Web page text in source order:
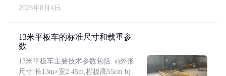
2026年8月4日
13米平板车的标准尺寸和载重参
数
13米平板车主要技术参数包括: a)外形
尺寸:长13m×宽2.45m,栏板高55cm b)